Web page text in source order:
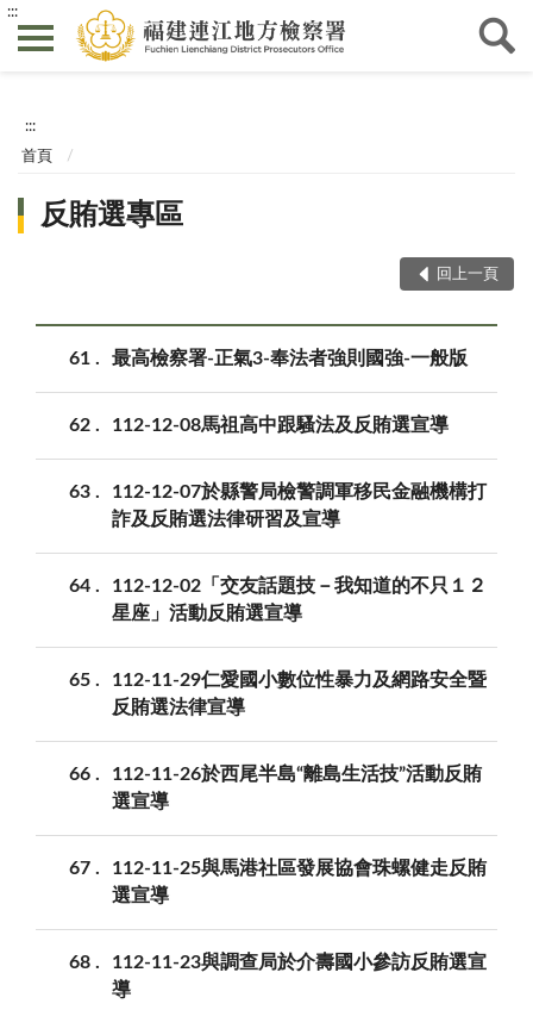
:::
:::
首頁
反賄選專區
回上一頁
61 最高檢察署-正氣3-奉法者強則國強-一般版
62 112-12-08馬祖高中跟騷法及反賄選宣導
63
112-12-07於縣警局檢警調軍移民金融機構打
詐及反賄選法律研習及宣導
64
112-12-02「交友話題技－我知道的不只１２
星座」活動反賄選宣導
65
112-11-29仁愛國小數位性暴力及網路安全暨
反賄選法律宣導
66
112-11-26於西尾半島“離島生活技”活動反賄
選宣導
67
112-11-25與馬港社區發展協會珠螺健走反賄
選宣導
68
112-11-23與調查局於介壽國小參訪反賄選宣
導